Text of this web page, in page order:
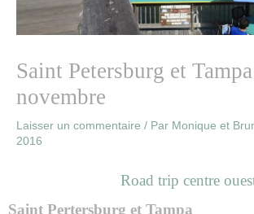
Saint Petersburg et
novembre
Laisser un commentaire / Par Monique et
2016
Road trip centre
Saint Pertersburg et Tampa